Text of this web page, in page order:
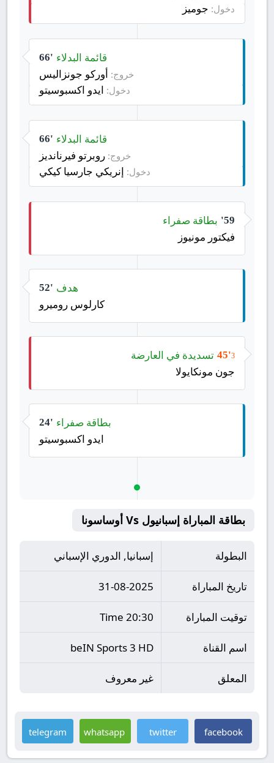
دخول: جوميز
66' قائمة البدلاء
خروج: أوركو جونزاليس
دخول: ايدو اكسبوسيتو
66' قائمة البدلاء
خروج: روبرتو فيرنانديز
دخول: إنريكي جارسيا كيكي
59' بطاقة صفراء
فيكتور مونيوز
52' هدف
كارلوس روميرو
45'3
تسديدة في العارضة
جون مونكايولا
24' بطاقة صفراء
ايدو اكسبوسيتو
بطاقة المباراة إسبانيول Vs أوساسونا
البطولة إسبانيا, الدوري الإسباني
تاريخ المباراة 31-08-2025
توقيت المباراة 20:30 Time
اسم القناة beIN Sports 3 HD
المعلق غير معروف
facebook
twitter
whatsapp
telegram